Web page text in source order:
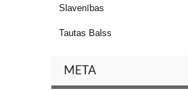
Slavenības
Tautas Balss
META